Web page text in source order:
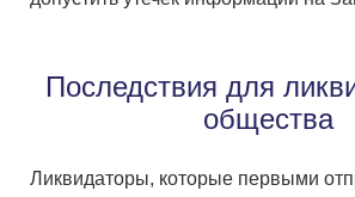
Последствия для
общества
Ликвидаторы, которые первыми